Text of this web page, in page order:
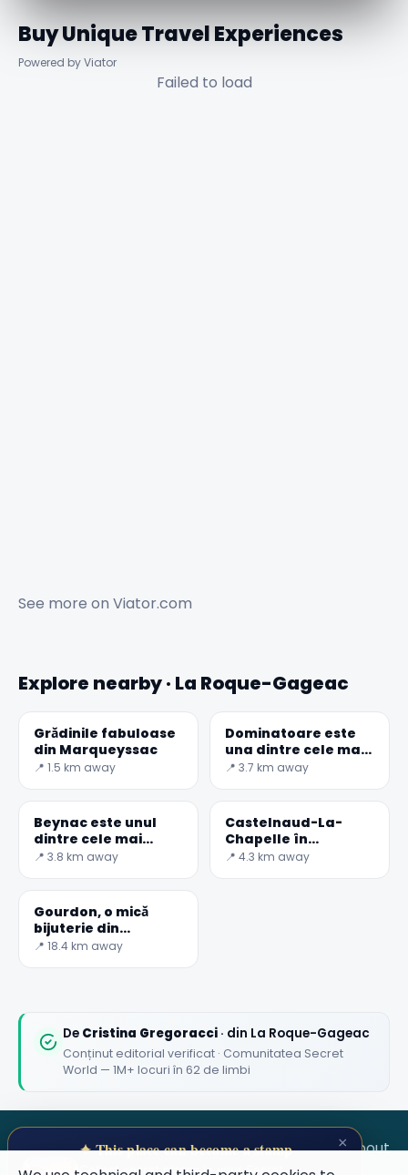
Buy Unique Travel Experiences
Powered by Viator
Failed to load
See more on Viator.com
Explore nearby · La Roque-Gageac
Grădinile fabuloase
din Marqueyssac
📍 1.5 km away
Dominatoare este
una dintre cele mai
frumoase sate din
📍 3.7 km away
Beynac este unul
dintre cele mai
frumoase sate din
📍 3.8 km away
Castelnaud-La-
Chapelle în
Dordogne
📍 4.3 km away
Gourdon, o mică
bijuterie din
Provence
📍 18.4 km away
De Cristina Gregoracci · din La Roque-Gageac
Conținut editorial verificat · Comunitatea Secret
World — 1M+ locuri în 62 de limbi
SECRET WORLD TermsPrivacyAbout
×
✦ This place can become a stamp
Collect secret places in your Secret